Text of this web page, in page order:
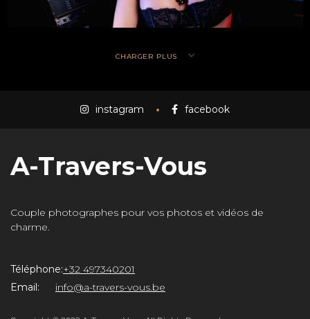
CHARGER PLUS
instagram facebook
A-Travers-Vous
Couple photographes pour vos photos et vidéos de
charme.
Téléphone:+32 497340201
Email:
info@a-travers-vous.be